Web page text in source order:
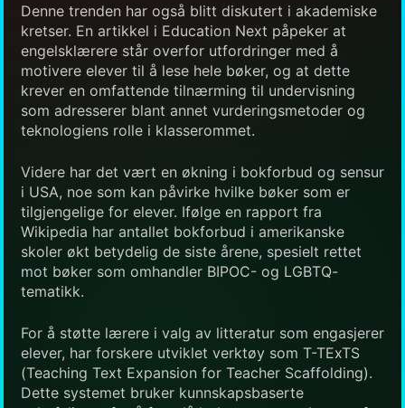
Denne trenden har også blitt diskutert i akademiske
kretser. En artikkel i Education Next påpeker at
engelsklærere står overfor utfordringer med å
motivere elever til å lese hele bøker, og at dette
krever en omfattende tilnærming til undervisning
som adresserer blant annet vurderingsmetoder og
teknologiens rolle i klasserommet.
Videre har det vært en økning i bokforbud og sensur
i USA, noe som kan påvirke hvilke bøker som er
tilgjengelige for elever. Ifølge en rapport fra
Wikipedia har antallet bokforbud i amerikanske
skoler økt betydelig de siste årene, spesielt rettet
mot bøker som omhandler BIPOC- og LGBTQ-
tematikk.
For å støtte lærere i valg av litteratur som engasjerer
elever, har forskere utviklet verktøy som T-TExTS
(Teaching Text Expansion for Teacher Scaffolding).
Dette systemet bruker kunnskapsbaserte